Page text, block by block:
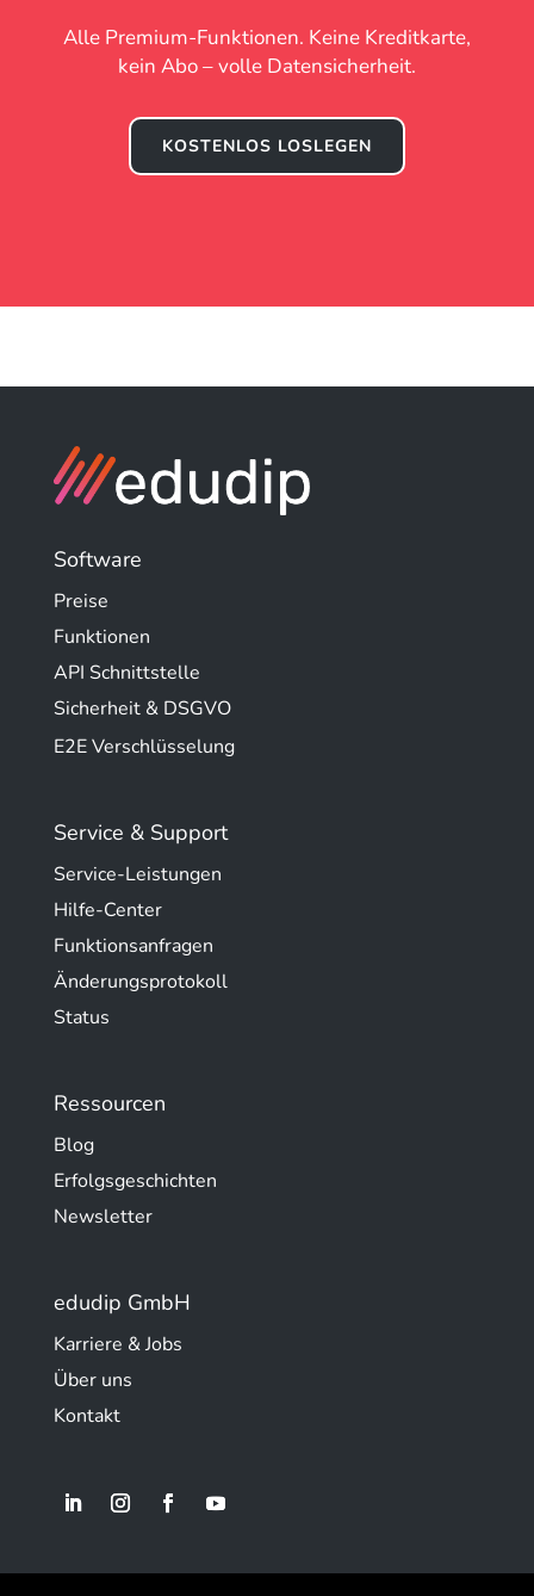
Alle Premium-Funktionen. Keine Kreditkarte,
kein Abo – volle Datensicherheit.
KOSTENLOS LOSLEGEN
Software
Preise
Funktionen
API Schnittstelle
Sicherheit & DSGVO
E2E Verschlüsselung
Service & Support
Service-Leistungen
Hilfe-Center
Funktionsanfragen
Änderungsprotokoll
Status
Ressourcen
Blog
Erfolgsgeschichten
Newsletter
edudip GmbH
Karriere & Jobs
Über uns
Kontakt